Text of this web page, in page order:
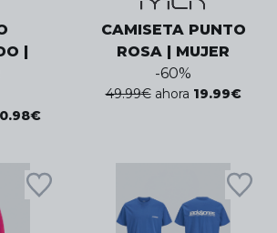
|
€
CAMISETA PUNTO
ROSA | MUJER
-60%
49.99€ ahora 19.99€